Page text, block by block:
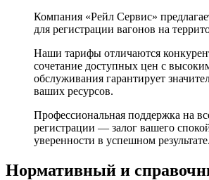
Компания «Рейл Сервис»
для регистрации вагонов на
Наши тарифы отличаются
сочетание доступных цен с
обслуживания гарантирует
ваших ресурсов.
Профессиональная поддержка на
регистрации — залог вашего
уверенности в успешном результате.
Нормативный и